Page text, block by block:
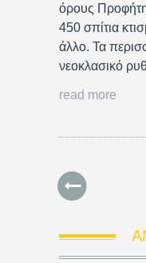
όρους
450 σπίτια
άλλο. Τα
νεοκλασικό
read more